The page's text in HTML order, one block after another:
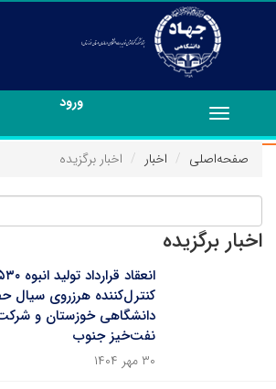
ورود
Toggle
navigation
صفحه‌اصلی
اخبار اخبار برگزیده
اخبار برگزیده
کنترل‌کننده هرزروی سیال
دانشگاهی خوزستان و
نفت‌خیز جنوب
۳۰ مهر ۱۴۰۴